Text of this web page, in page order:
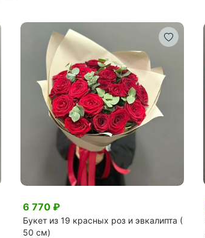
6 770 ₽
Букет из 19 красных роз и эвкалипта (
50 см)